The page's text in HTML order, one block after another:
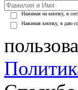
Нажимая на кнопку, я
Нажимая кнопку, я даю